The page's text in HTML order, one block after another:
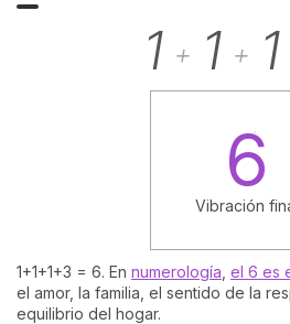
1 + 1 + 1
6
Vibración
1+1+1+3 = 6. En numerología el 6 es
el amor, la familia, el sentido de la
equilibrio del hogar.